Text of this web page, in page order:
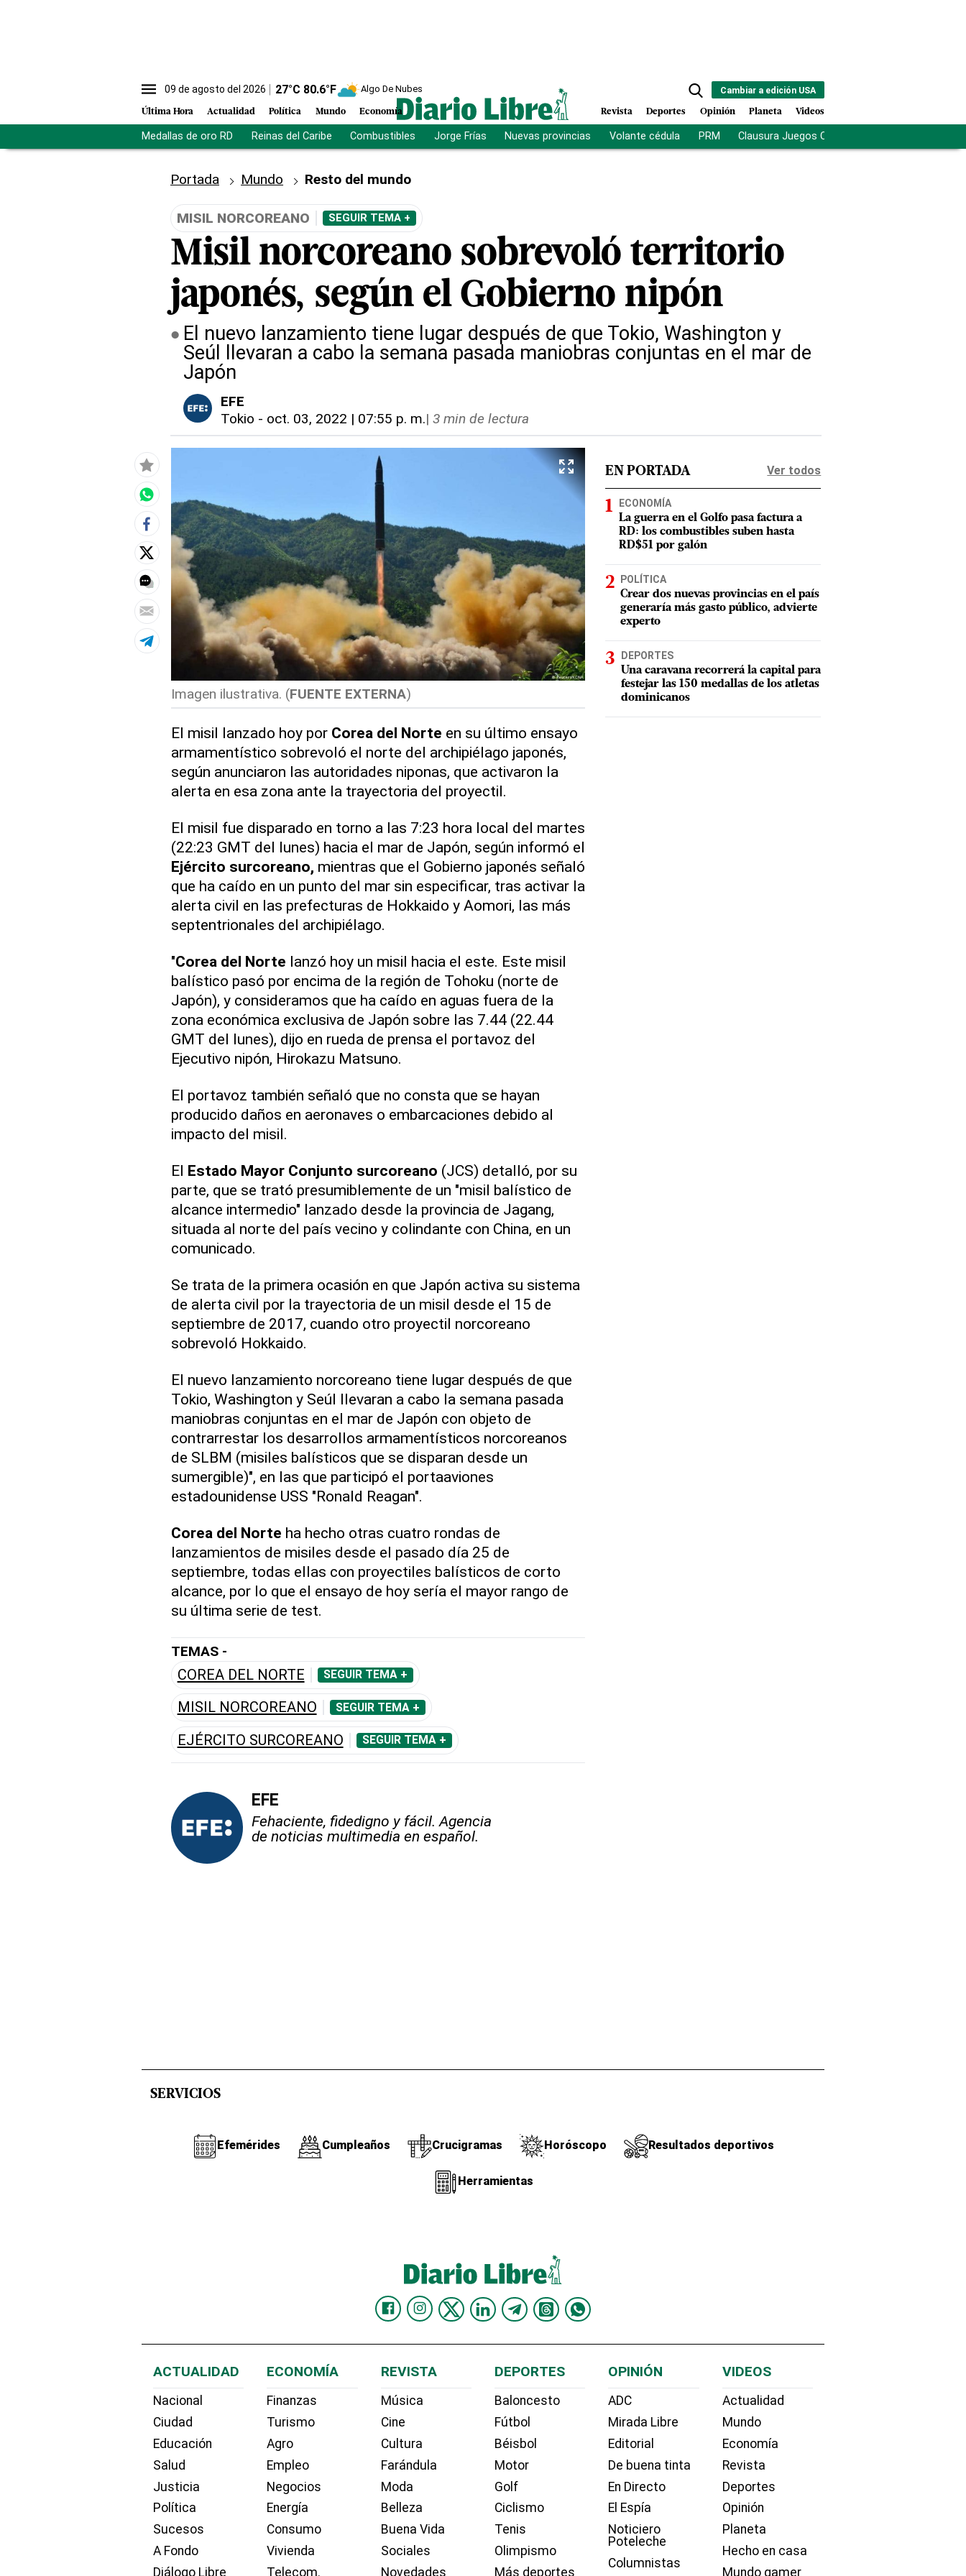
09 de agosto del 2026 27°C 80.6°F Algo De Nubes
Última Hora Actualidad Política Mundo Economía
Cambiar a edición USA
Revista Deportes Opinión Planeta Videos
Medallas de oro RD Reinas del Caribe Combustibles Jorge Frías Nuevas provincias Volante cédula PRM Clausura Juegos Centroamericanos
Portada Mundo Resto del mundo
MISIL NORCOREANO SEGUIR TEMA +
Misil norcoreano sobrevoló territorio
japonés, según el Gobierno nipón
El nuevo lanzamiento tiene lugar después de que Tokio, Washington y
Seúl llevaran a cabo la semana pasada maniobras conjuntas en el mar de
Japón
EFE
Tokio - oct. 03, 2022 | 07:55 p. m.| 3 min de lectura
Imagen ilustrativa. (FUENTE EXTERNA)
El misil lanzado hoy porCorea del Norte en su último ensayo
armamentístico sobrevoló el norte del archipiélago japonés,
según anunciaron las autoridades niponas, que activaron la
alerta en esa zona ante la trayectoria del proyectil.
El misil fue disparado en torno a las 7:23 hora local del martes
(22:23 GMT del lunes) hacia el mar de Japón, según informó el
Ejército surcoreano, mientras que el Gobierno japonés señaló
que ha caído en un punto del mar sin especificar, tras activar la
alerta civil en las prefecturas de Hokkaido y Aomori, las más
septentrionales del archipiélago.
"Corea del Norte lanzó hoy un misil hacia el este. Este misil
balístico pasó por encima de la región de Tohoku (norte de
Japón), y consideramos que ha caído en aguas fuera de la
zona económica exclusiva de Japón sobre las 7.44 (22.44
GMT del lunes), dijo en rueda de prensa el portavoz del
Ejecutivo nipón, Hirokazu Matsuno.
El portavoz también señaló que no consta que se hayan
producido daños en aeronaves o embarcaciones debido al
impacto del misil.
El Estado Mayor Conjunto surcoreano (JCS) detalló, por su
parte, que se trató presumiblemente de un "misil balístico de
alcance intermedio" lanzado desde la provincia de Jagang,
situada al norte del país vecino y colindante con China, en un
comunicado.
Se trata de la primera ocasión en que Japón activa su sistema
de alerta civil por la trayectoria de un misil desde el 15 de
septiembre de 2017, cuando otro proyectil norcoreano
sobrevoló Hokkaido.
El nuevo lanzamiento norcoreano tiene lugar después de que
Tokio, Washington y Seúl llevaran a cabo la semana pasada
maniobras conjuntas en el mar de Japón con objeto de
contrarrestar los desarrollos armamentísticos norcoreanos
de SLBM (misiles balísticos que se disparan desde un
sumergible)", en las que participó el portaaviones
estadounidense USS "Ronald Reagan".
Corea del Norte ha hecho otras cuatro rondas de
lanzamientos de misiles desde el pasado día 25 de
septiembre, todas ellas con proyectiles balísticos de corto
alcance, por lo que el ensayo de hoy sería el mayor rango de
su última serie de test.
TEMAS -
COREA DEL NORTE SEGUIR TEMA +
MISIL NORCOREANO SEGUIR TEMA +
EJÉRCITO SURCOREANO SEGUIR TEMA +
EFE
Fehaciente, fidedigno y fácil. Agencia
de noticias multimedia en español.
EN PORTADA Ver todos
ECONOMÍA
La guerra en el Golfo pasa factura a
RD: los combustibles suben hasta
RD$51 por galón
POLÍTICA
Crear dos nuevas provincias en el país
generaría más gasto público, advierte
experto
DEPORTES
Una caravana recorrerá la capital para
festejar las 150 medallas de los atletas
dominicanos
SERVICIOS
Efemérides Cumpleaños Crucigramas Horóscopo Resultados deportivos
Herramientas
ACTUALIDAD
Nacional
Ciudad
Educación
Salud
Justicia
Política
Sucesos
A Fondo
Diálogo Libre
ECONOMÍA
Finanzas
Turismo
Agro
Empleo
Negocios
Energía
Consumo
Vivienda
Telecom.
REVISTA
Música
Cine
Cultura
Farándula
Moda
Belleza
Buena Vida
Sociales
Novedades
DEPORTES
Baloncesto
Fútbol
Béisbol
Motor
Golf
Ciclismo
Tenis
Olimpismo
Más deportes
OPINIÓN
ADC
Mirada Libre
Editorial
De buena tinta
En Directo
El Espía
Noticiero
Poteleche
Columnistas
VIDEOS
Actualidad
Mundo
Economía
Revista
Deportes
Opinión
Planeta
Hecho en casa
Mundo gamer